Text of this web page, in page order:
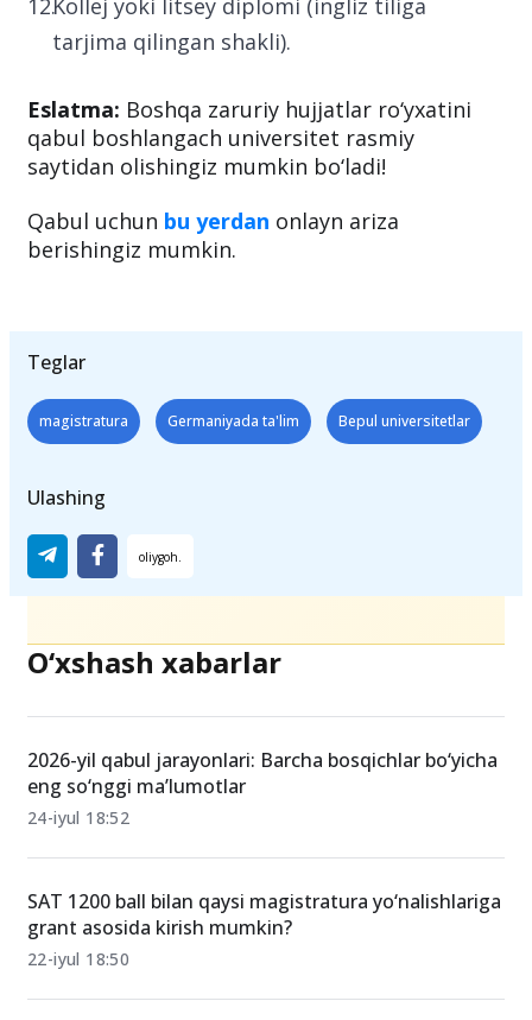
Kollej yoki litsey diplomi (ingliz tiliga
tarjima qilingan shakli).
Eslatma: Boshqa zaruriy hujjatlar ro‘yxatini
qabul boshlangach universitet rasmiy
saytidan olishingiz mumkin bo‘ladi!
Qabul uchun bu yerdan onlayn ariza
berishingiz mumkin.
Teglar
magistratura Germaniyada ta'lim Bepul universitetlar
Ulashing
O‘xshash xabarlar
2026-yil qabul jarayonlari: Barcha bosqichlar bo‘yicha
eng so‘nggi ma’lumotlar
24-iyul 18:52
SAT 1200 ball bilan qaysi magistratura yo‘nalishlariga
grant asosida kirish mumkin?
22-iyul 18:50